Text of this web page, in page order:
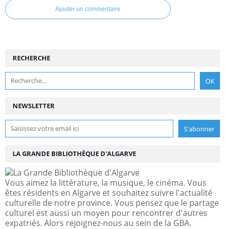
Ajouter un commentaire
NEWSLETTER
RECHERCHE
LA GRANDE BIBLIOTHÈQUE D'ALGARVE
Vous aimez la littérature, la musique, le cinéma. Vous
êtes résidents en Algarve et souhaitez suivre l'actualité
culturelle de notre province. Vous pensez que le partage
culturel est aussi un moyen pour rencontrer d'autres
expatriés. Alors rejoignez-nous au sein de la GBA.